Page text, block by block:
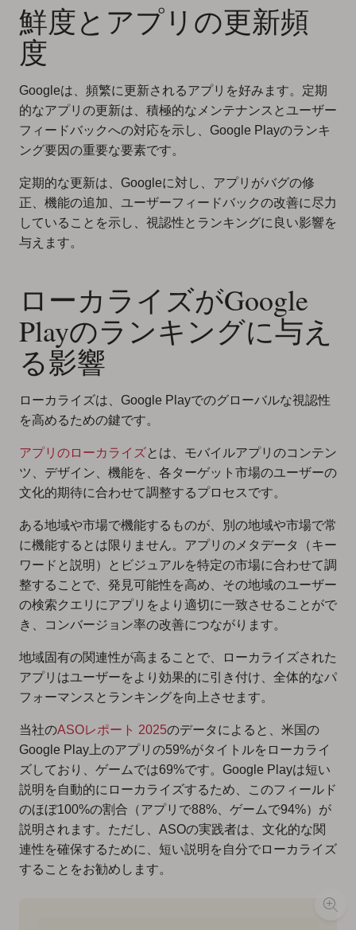
鮮度とアプリの更新頻
度
Googleは、頻繁に更新されるアプリを好みます。定期
的なアプリの更新は、積極的なメンテナンスとユーザー
フィードバックへの対応を示し、Google Playのランキ
ング要因の重要な要素です。
定期的な更新は、Googleに対し、アプリがバグの修
正、機能の追加、ユーザーフィードバックの改善に尽力
していることを示し、視認性とランキングに良い影響を
与えます。
ローカライズがGoogle
Playのランキングに与え
る影響
ローカライズは、Google Playでのグローバルな視認性
を高めるための鍵です。
アプリのローカライズとは、モバイルアプリのコンテン
ツ、デザイン、機能を、各ターゲット市場のユーザーの
文化的期待に合わせて調整するプロセスです。
ある地域や市場で機能するものが、別の地域や市場で常
に機能するとは限りません。アプリのメタデータ（キー
ワードと説明）とビジュアルを特定の市場に合わせて調
整することで、発見可能性を高め、その地域のユーザー
の検索クエリにアプリをより適切に一致させることがで
き、コンバージョン率の改善につながります。
地域固有の関連性が高まることで、ローカライズされた
アプリはユーザーをより効果的に引き付け、全体的なパ
フォーマンスとランキングを向上させます。
当社のASOレポート 2025のデータによると、米国の
Google Play上のアプリの59%がタイトルをローカライ
ズしており、ゲームでは69%です。Google Playは短い
説明を自動的にローカライズするため、このフィールド
のほぼ100%の割合（アプリで88%、ゲームで94%）が
説明されます。ただし、ASOの実践者は、文化的な関
連性を確保するために、短い説明を自分でローカライズ
することをお勧めします。